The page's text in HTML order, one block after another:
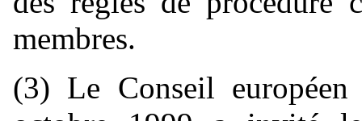
membres.
(3) Le Conseil